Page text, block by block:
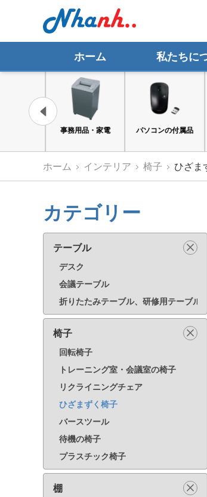
ホーム 私たちに
事務用品・家電 パソコンの付属品
ホーム インテリア 椅子 ひざま
カテゴリー
テーブル
デスク
会議テーブル
折りたたみテーブル、研修用テーブル
椅子
回転椅子
トレーニング室・会議室の椅子
リクライニングチェア
ひざまずく椅子
バースツール
待機の椅子
プラスチック椅子
棚